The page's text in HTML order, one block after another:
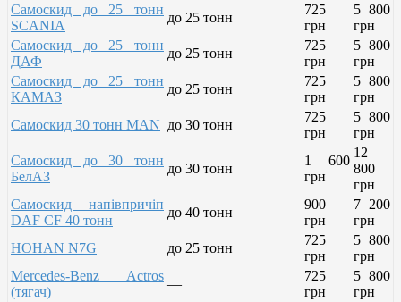
Самоскид до 25 тонн
SCANIA
до 25 тонн
725
грн
5 800
грн
Самоскид до 25 тонн
ДАФ
до 25 тонн
725
грн
5 800
грн
Самоскид до 25 тонн
КАМАЗ
до 25 тонн
725
грн
5 800
грн
Самоскид 30 тонн MAN до 30 тонн
725
грн
5 800
грн
Самоскид до 30 тонн
БелАЗ
до 30 тонн
1 600
грн
12
800
грн
Самоскид напівпричіп
DAF CF 40 тонн
до 40 тонн
900
грн
7 200
грн
HOHAN N7G
до 25 тонн
725
грн
5 800
грн
Mercedes-Benz Actros
(тягач)
—
725
грн
5 800
грн